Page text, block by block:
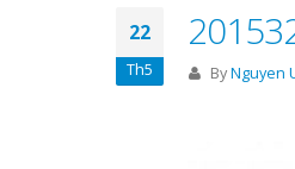
22
Th5 ByNguyen